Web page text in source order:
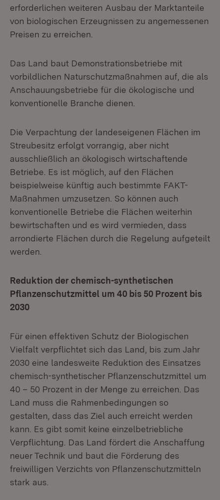
erforderlichen weiteren Ausbau der Marktanteile
von biologischen Erzeugnissen zu angemessenen
Preisen zu erreichen.
Das Land baut Demonstrationsbetriebe mit
vorbildlichen Naturschutzmaßnahmen auf, die als
Anschauungsbetriebe für die ökologische und
konventionelle Branche dienen.
Die Verpachtung der landeseigenen Flächen im
Streubesitz erfolgt vorrangig, aber nicht
ausschließlich an ökologisch wirtschaftende
Betriebe. Es ist möglich, auf den Flächen
beispielweise künftig auch bestimmte FAKT-
Maßnahmen umzusetzen. So können auch
konventionelle Betriebe die Flächen weiterhin
bewirtschaften und es wird vermieden, dass
arrondierte Flächen durch die Regelung aufgeteilt
werden.
Reduktion der chemisch-synthetischen
Pflanzenschutzmittel um 40 bis 50 Prozent bis
2030
Für einen effektiven Schutz der Biologischen
Vielfalt verpflichtet sich das Land, bis zum Jahr
2030 eine landesweite Reduktion des Einsatzes
chemisch-synthetischer Pflanzenschutzmittel um
40 – 50 Prozent in der Menge zu erreichen. Das
Land muss die Rahmenbedingungen so
gestalten, dass das Ziel auch erreicht werden
kann. Es gibt somit keine einzelbetriebliche
Verpflichtung. Das Land fördert die Anschaffung
neuer Technik und baut die Förderung des
freiwilligen Verzichts von Pflanzenschutzmitteln
stark aus.